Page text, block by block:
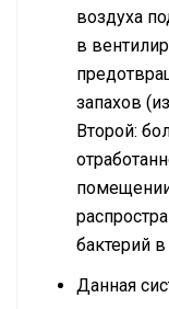
воздуха
в
запахов
Второй:
бактерий
Данная